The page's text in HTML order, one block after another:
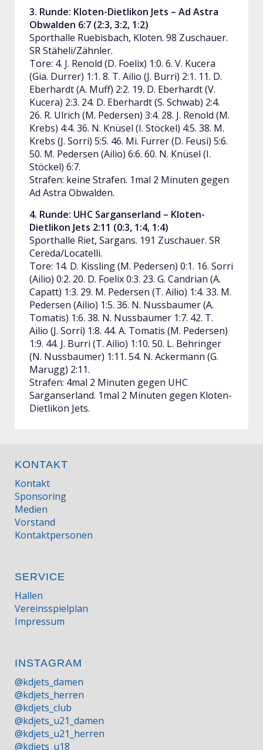
3. Runde: Kloten-Dietlikon Jets – Ad Astra
Obwalden 6:7 (2:3, 3:2, 1:2)
Sporthalle Ruebisbach, Kloten. 98 Zuschauer.
SR Stäheli/Zähnler.
Tore: 4. J. Renold (D. Foelix) 1:0. 6. V. Kucera
(Gia. Durrer) 1:1. 8. T. Ailio (J. Burri) 2:1. 11. D.
Eberhardt (A. Muff) 2:2. 19. D. Eberhardt (V.
Kucera) 2:3. 24. D. Eberhardt (S. Schwab) 2:4.
26. R. Ulrich (M. Pedersen) 3:4. 28. J. Renold (M.
Krebs) 4:4. 36. N. Knüsel (I. Stöckel) 4:5. 38. M.
Krebs (J. Sorri) 5:5. 46. Mi. Furrer (D. Feusi) 5:6.
50. M. Pedersen (Ailio) 6:6. 60. N. Knüsel (I.
Stöckel) 6:7.
Strafen: keine Strafen. 1mal 2 Minuten gegen
Ad Astra Obwalden.
4. Runde: UHC Sarganserland – Kloten-
Dietlikon Jets 2:11 (0:3, 1:4, 1:4)
Sporthalle Riet, Sargans. 191 Zuschauer. SR
Cereda/Locatelli.
Tore: 14. D. Kissling (M. Pedersen) 0:1. 16. Sorri
(Ailio) 0:2. 20. D. Foelix 0:3. 23. G. Candrian (A.
Capatt) 1:3. 29. M. Pedersen (T. Ailio) 1:4. 33. M.
Pedersen (Ailio) 1:5. 36. N. Nussbaumer (A.
Tomatis) 1:6. 38. N. Nussbaumer 1:7. 42. T.
Ailio (J. Sorri) 1:8. 44. A. Tomatis (M. Pedersen)
1:9. 44. J. Burri (T. Ailio) 1:10. 50. L. Behringer
(N. Nussbaumer) 1:11. 54. N. Ackermann (G.
Marugg) 2:11.
Strafen: 4mal 2 Minuten gegen UHC
Sarganserland. 1mal 2 Minuten gegen Kloten-
Dietlikon Jets.
KONTAKT
Kontakt
Sponsoring
Medien
Vorstand
Kontaktpersonen
SERVICE
Hallen
Vereinsspielplan
Impressum
INSTAGRAM
@kdjets_damen
@kdjets_herren
@kdjets_club
@kdjets_u21_damen
@kdjets_u21_herren
@kdjets_u18